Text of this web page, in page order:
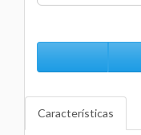
Características